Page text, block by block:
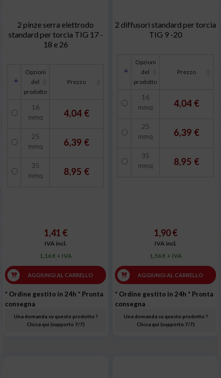
2 pinze serra elettrodo
standard per torcia TIG 17 -
18 e 26
Opzioni
del
prodotto
Prezzo
16
mmq
4,04 €
25
mmq
6,39 €
35
mmq
8,95 €
1,41 €
IVA incl.
1,16 € + IVA
AGGIUNGI AL CARRELLO
* Ordine gestito in 24h * Pronta
consegna
Una domanda su questo prodotto ?
Clicca qui (supporto 7/7)
2 diffusori standard per torcia
TIG 9 -20
Opzioni
del
prodotto
Prezzo
16
mmq
4,04 €
25
mmq
6,39 €
35
mmq
8,95 €
1,90 €
IVA incl.
1,56 € + IVA
AGGIUNGI AL CARRELLO
* Ordine gestito in 24h * Pronta
consegna
Una domanda su questo prodotto ?
Clicca qui (supporto 7/7)